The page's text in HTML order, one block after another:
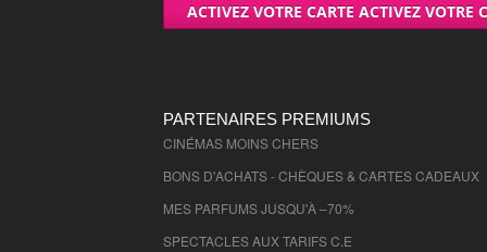
ACTIVEZ VOTRE CARTE ACTIVEZ VOTRE
PARTENAIRES PREMIUMS
CINÉMAS MOINS CHERS
BONS D'ACHATS - CHÈQUES & CARTES CADEAUX
MES PARFUMS JUSQU'À –70%
SPECTACLES AUX TARIFS C.E